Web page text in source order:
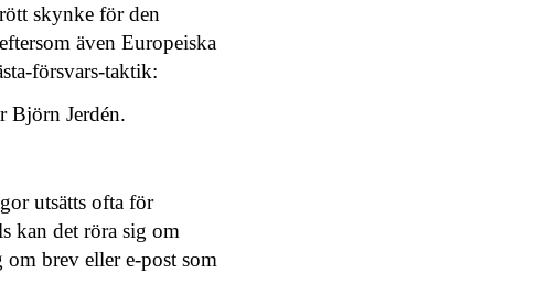
skynke för den
även Europeiska
försvars-taktik:
Björn Jerdén.
utsätts ofta för
kan det röra sig om
om brev eller e-post som